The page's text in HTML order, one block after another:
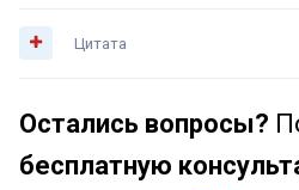
Цитата
Остались вопросы?
бесплатную